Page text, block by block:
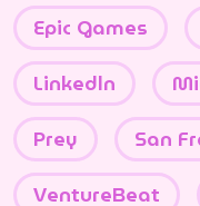
Epic Games
Linkedln
Prey
San
VentureBeat